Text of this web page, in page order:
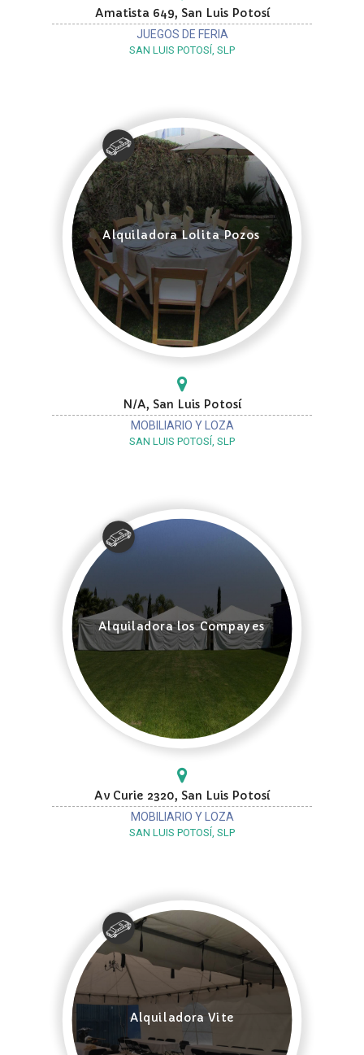
Amatista 649, San Luis Potosí
JUEGOS DE FERIA
SAN LUIS POTOSÍ, SLP
Alquiladora Lolita Pozos
N/A, San Luis Potosí
MOBILIARIO Y LOZA
SAN LUIS POTOSÍ, SLP
Alquiladora los Compayes
Av Curie 2320, San Luis Potosí
MOBILIARIO Y LOZA
SAN LUIS POTOSÍ, SLP
Alquiladora Vite